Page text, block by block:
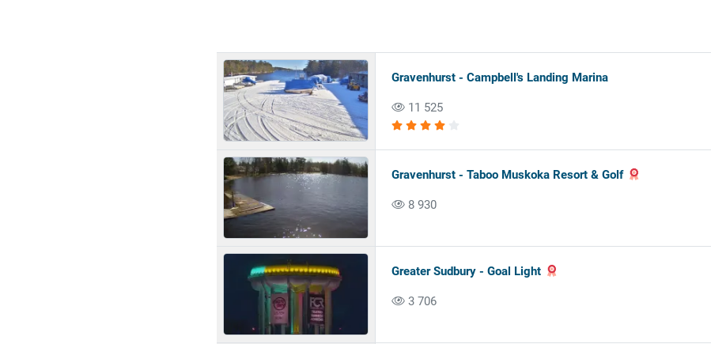
Gravenhurst - Campbell's Landing Marina
11 525
Gravenhurst - Taboo Muskoka Resort & Golf
8 930
Greater Sudbury - Goal Light
3 706